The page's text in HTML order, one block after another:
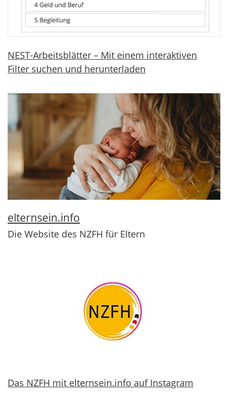
NEST-Arbeitsblätter – Mit einem interaktiven
Filter suchen und herunterladen
elternsein.info
Die Website des NZFH für Eltern
Das NZFH mit elternsein.info auf Instagram